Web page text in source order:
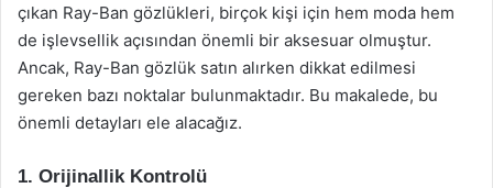
çıkan Ray-Ban gözlükleri, birçok kişi için hem moda hem
de işlevsellik açısından önemli bir aksesuar olmuştur.
Ancak, Ray-Ban gözlük satın alırken dikkat edilmesi
gereken bazı noktalar bulunmaktadır. Bu makalede, bu
önemli detayları ele alacağız.
1. Orijinallik Kontrolü